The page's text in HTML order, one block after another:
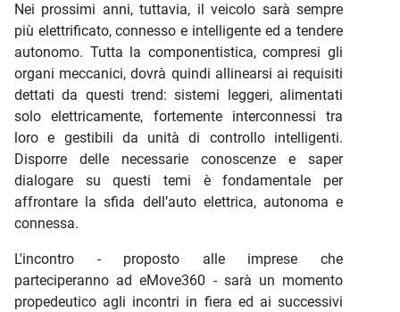
Nei prossimi anni, tuttavia, il veicolo sarà sempre
più elettrificato, connesso e intelligente ed a tendere
autonomo. Tutta la componentistica, compresi gli
organi meccanici, dovrà quindi allinearsi ai requisiti
dettati da questi trend: sistemi leggeri, alimentati
solo elettricamente, fortemente interconnessi tra
loro e gestibili da unità di controllo intelligenti.
Disporre delle necessarie conoscenze e saper
dialogare su questi temi è fondamentale per
affrontare la sfida dell’auto elettrica, autonoma e
connessa.
L'incontro - proposto alle imprese che
parteciperanno ad eMove360 - sarà un momento
propedeutico agli incontri in fiera ed ai successivi